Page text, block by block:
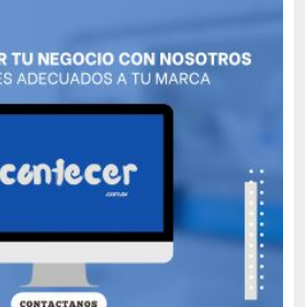
The full story of
Thailand’s extraordinary
cave rescue
involucrados en
accidentes durante los
primeros seis días del Plan